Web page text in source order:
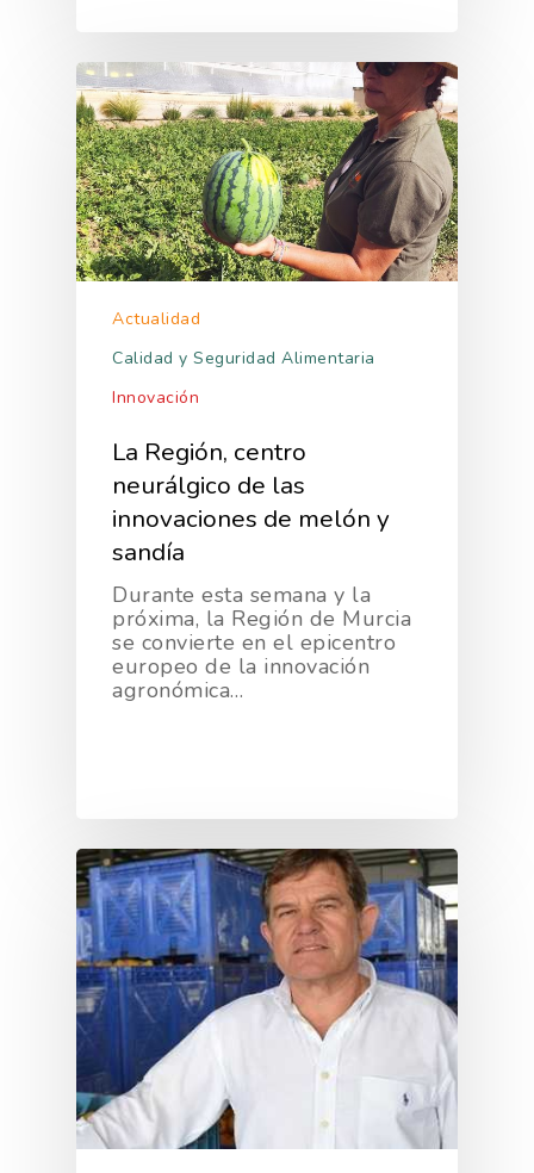
Actualidad
Calidad y Seguridad Alimentaria
Innovación
La Región, centro
neurálgico de las
innovaciones de melón y
sandía
Durante esta semana y la
próxima, la Región de Murcia
se convierte en el epicentro
europeo de la innovación
agronómica…
Responsabilidad Social
Corporativa
Números
Servicios
Forma Parte De
PROEXPORT
Asociados
Mapa De Productores
Productos
Temas
Actualidad
Agua
Calidad Y Seguridad
Alimentaria
Innovación
AgroCIFRAS
Comunicación 2024
Datos 2024
Histórico
Exportaciones 2019
Empleo Y
Formación
Bolsa De Empleo
Iniciativas